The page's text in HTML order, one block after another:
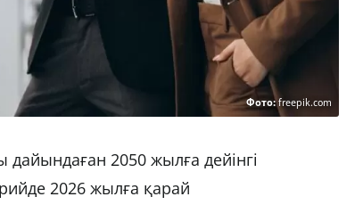
Фото:freepik.com
2050 жылға дейінгі
2026 жылға қарай